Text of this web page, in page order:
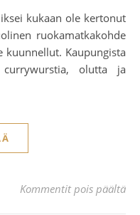
ruokamatkakohde
Kaupungista
olutta ja
Kommentit pois päältä